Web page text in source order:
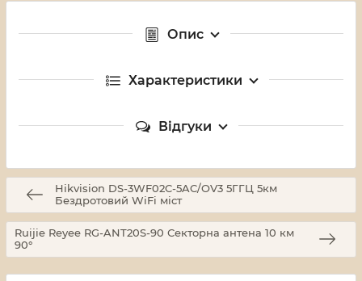
Опис
Характеристики
Відгуки
Hikvision DS-3WF02C-5AC/OV3 5ГГЦ 5км
Бездротовий WiFi міст
Ruijie Reyee RG-ANT20S-90 Секторна антена 10 км
90°